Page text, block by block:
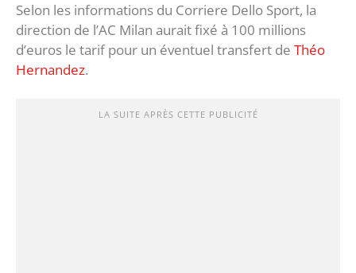
Selon les informations du Corriere Dello Sport, la
direction de l’AC Milan aurait fixé à 100 millions
d’euros le tarif pour un éventuel transfert de Théo
Hernandez.
LA SUITE APRÈS CETTE PUBLICITÉ